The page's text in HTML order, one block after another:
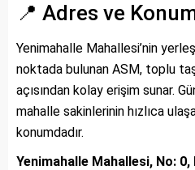
📍 Adres ve
Yenimahalle Mahallesi’nin
noktada bulunan ASM, toplu
açısından kolay erişim sunar.
mahalle sakinlerinin hızlıca
konumdadır.
Yenimahalle Mahallesi, No: